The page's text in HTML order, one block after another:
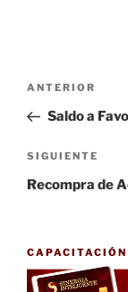
Navegación
entradas
Entrada
anterior:
ANTERIOR
Saldo a
Siguiente
entrada
SIGUIENTE
Recompra de
CAPACITACIÓN